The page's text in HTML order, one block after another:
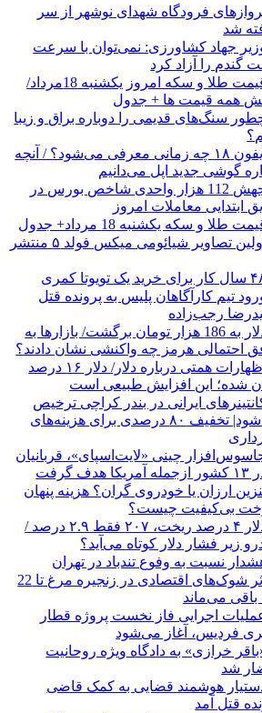
فرودگاه شهدای نوشهر از سر
شد
جهاد کشاورزی: نمی‌توان با سرعت
گندم را آزاد کرد
قیمت طلا و سکه امروز یکشنبه 18مرداد/
همه قیمت ها + جدول
سنگ‌های قدیمی را دوباره براق و زیبا
آیفون ۱۸ چه زمانی معرفی می‌شود؟ / آنچه
گوشی جدید اپل می‌دانیم
جهش 112 هزار واحدی شاخص بورس در
ابتدایی معاملات امروز
طلا و سکه یکشنبه 18 مرداد+ جدول
اولین تصاویر شیائومی میکس فولد ۵ منتشر
خرید یک تویوتا کمری
تیم کارآگاهان پلیس به پرونده قتل
رجب‌زاده
دلار به 186 هزار تومان برگشت/ بازارها به
احتمالی هرمز چه واکنشی نشان دادند؟
اظهارات همتی درباره دلار/ دلار ۱۶ درصد
شده؛ این افزایش طبیعی است
ایرانی در بندر کراچی ترخیص
می‌شود| تخفیف ۸۰ درصدی برای هزینه‌های
چینی «لایت‌اسپای»، قربانیان
ارزان یا خودروی گران؟ هزینه پنهان
بی‌کیفیت چیست؟
دلار ۴ درصد ریخت، ۲۰۷ فقط ۲.۹ درصد /
زیر فشار دلار کوتاه می‌آید؟
نسبت به وفوع تندباد در تهران
اثر شوک‌های اقتصادی در زنجیره مرغ تا 22
باقی می‌ماند
اجرایی فاز نخست پروژه قطار
فردیس، آغاز می‌شود
خرازی» به دادگاه ویژه روحانیت
شد
هوشمند قضایی به کمک قاضی
قتل آمد